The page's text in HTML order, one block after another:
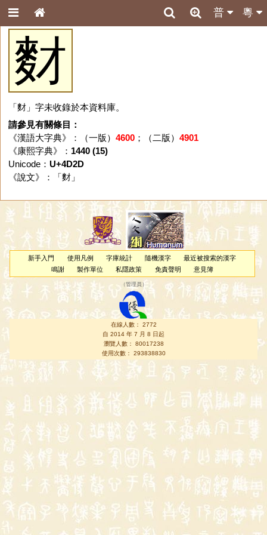
粵
普
䴭
「䴭」字未收錄於本資料庫。
請參見有關條目：
《漢語大字典》：（一版） 4600；（二版） 4901
《康熙字典》： 1440 (15)
Unicode： U+4D2D
《說文》：「 䴭」
新手入門 使用凡例 字庫統計 隨機漢字
最近被搜索的漢字
鳴謝
製作單位 私隱政策 免責聲明 意見簿
（管理員 ）
在線人數： 2772
自 2014 年 7 月 8 日起
瀏覽人數： 80017238
使用次數： 293838830